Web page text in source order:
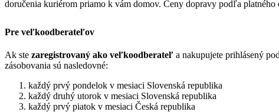
doručenia kuriérom priamo k vám domov. Ceny dopravy podľa platného
Pre veľkoodberateľov
Ak ste zaregistrovaný ako veľkoodberateľ a nakupujete prihlásený
zásobovania sú nasledovné:
každý prvý pondelok v mesiaci Slovenská republika
každý druhý utorok v mesiaci Slovenská republika
každý prvý piatok v mesiaci Česká republika